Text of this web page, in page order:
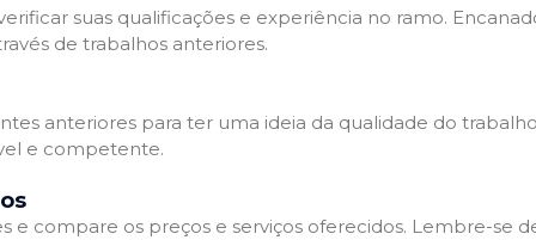
suas qualificações e experiência no ramo.
de trabalhos anteriores.
anteriores para ter uma ideia da qualidade do
e competente.
e compare os preços e serviços oferecidos. Lembre-se